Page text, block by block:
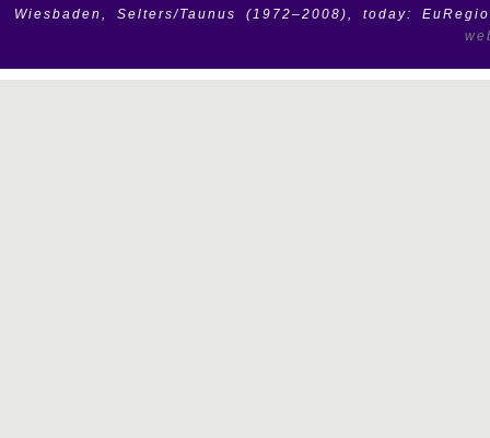
Wiesbaden, Selters/Taunus (1972–2008), today: